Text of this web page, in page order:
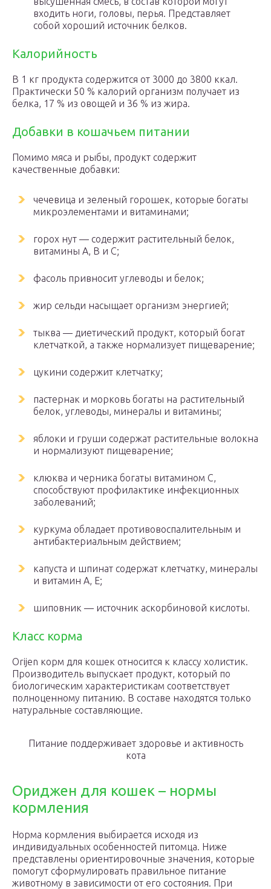
входить ноги, головы, перья. Представляет
собой хороший источник белков.
Калорийность
В 1 кг продукта содержится от 3000 до 3800 ккал.
Практически 50 % калорий организм получает из
белка, 17 % из овощей и 36 % из жира.
Добавки в кошачьем питании
Помимо мяса и рыбы, продукт содержит
качественные добавки:
чечевица и зеленый горошек, которые богаты
микроэлементами и витаминами;
горох нут — содержит растительный белок,
витамины А, В и С;
фасоль привносит углеводы и белок;
жир сельди насыщает организм энергией;
тыква — диетический продукт, который богат
клетчаткой, а также нормализует пищеварение;
цукини содержит клетчатку;
пастернак и морковь богаты на растительный
белок, углеводы, минералы и витамины;
яблоки и груши содержат растительные волокна
и нормализуют пищеварение;
клюква и черника богаты витамином С,
способствуют профилактике инфекционных
заболеваний;
куркума обладает противовоспалительным и
антибактериальным действием;
капуста и шпинат содержат клетчатку, минералы
и витамин А, Е;
шиповник — источник аскорбиновой кислоты.
Класс корма
Orijen корм для кошек относится к классу холистик.
Производитель выпускает продукт, который по
биологическим характеристикам соответствует
полноценному питанию. В составе находятся только
натуральные составляющие.
Питание поддерживает здоровье и активность
кота
Ориджен для кошек – нормы
кормления
Норма кормления выбирается исходя из
индивидуальных особенностей питомца. Ниже
представлены ориентировочные значения, которые
помогут сформулировать правильное питание
животному в зависимости от его состояния. При